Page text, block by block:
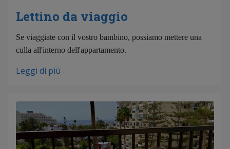
Lettino da viaggio
Se viaggiate con il vostro bambino, possiamo mettere una
culla all'interno dell'appartamento.
Leggi di più